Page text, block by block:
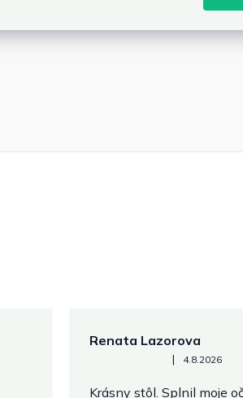
Renata Lazorova
Hodnotenie obchodu je 5 z
| 4.8.2026
Krásny stôl. Splnil moje